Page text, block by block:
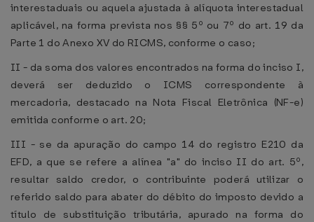
interestaduais ou aquela ajustada à alíquota interestadual
aplicável, na forma prevista nos §§ 5º ou 7º do art. 19 da
Parte 1 do Anexo XV do RICMS, conforme o caso;
II - da soma dos valores encontrados na forma do inciso I,
deverá ser deduzido o ICMS correspondente à
mercadoria, destacado na Nota Fiscal Eletrônica (NF-e)
emitida conforme o art. 20;
III - se da apuração do campo 14 do registro E210 da
EFD, a que se refere a alínea "a" do inciso II do art. 5º,
resultar saldo credor, o contribuinte poderá utilizar o
referido saldo para abater do débito do imposto devido a
título de substituição tributária, apurado na forma do